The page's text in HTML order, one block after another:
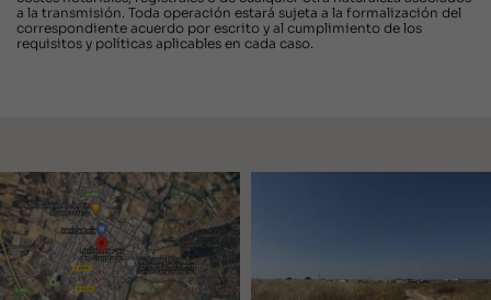
a la transmisión. Toda operación estará sujeta a la formalización del
correspondiente acuerdo por escrito y al cumplimiento de los
requisitos y políticas aplicables en cada caso.